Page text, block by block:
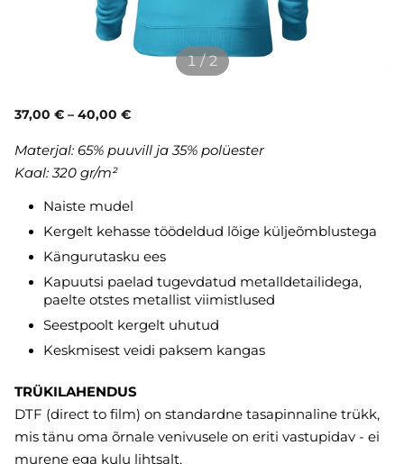
1 / 2
37,00 € – 40,00 €
Materjal: 65% puuvill ja 35% polüester
Kaal: 320 gr/m²
Naiste mudel
Kergelt kehasse töödeldud lõige küljeõmblustega
Kängurutasku ees
Kapuutsi paelad tugevdatud metalldetailidega,
paelte otstes metallist viimistlused
Seestpoolt kergelt uhutud
Keskmisest veidi paksem kangas
TRÜKILAHENDUS
DTF (direct to film) on standardne tasapinnaline trükk,
mis tänu oma õrnale venivusele on eriti vastupidav - ei
murene ega kulu lihtsalt.